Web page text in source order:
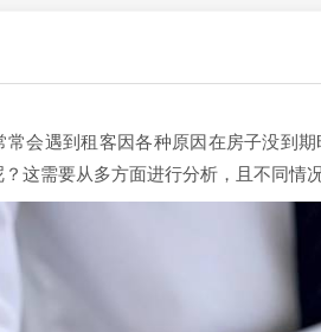
遇到租客因各种原因在房子没到期
这需要从多方面进行分析，且不同情